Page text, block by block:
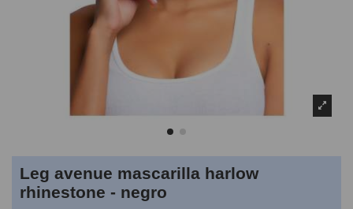
Leg avenue mascarilla harlow
rhinestone - negro